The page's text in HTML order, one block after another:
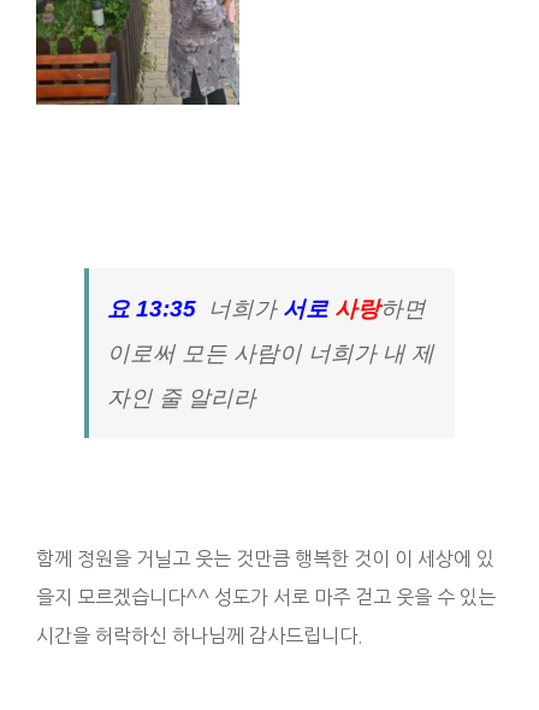
요 13:35 너희가 서로 사랑하면
이로써 모든 사람이 너희가 내 제
자인 줄 알리라
함께 정원을 거닐고 웃는 것만큼 행복한 것이 이 세상에 있
을지 모르겠습니다^^ 성도가 서로 마주 걷고 웃을 수 있는
시간을 허락하신 하나님께 감사드립니다.